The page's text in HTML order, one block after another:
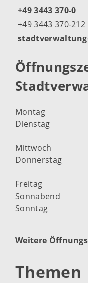
+49 3443 370-0
+49 3443 370-212
Montag
Dienstag
Mittwoch
Donnerstag
Freitag
Sonnabend
Sonntag
Weitere
Themen